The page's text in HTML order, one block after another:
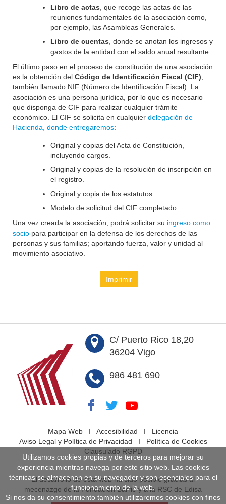
Libro de actas , que recoge las actas de las
reuniones fundamentales de la asociación como,
por ejemplo, las Asambleas Generales.
Libro de cuentas , donde se anotan los ingresos y
gastos de la entidad con el saldo anual resultante.
El último paso en el proceso de constitución de una asociación
es la obtención del Código de Identificación Fiscal (CIF)
también llamado NIF (Número de Identificación Fiscal). La
asociación es una persona jurídica, por lo que es necesario
que disponga de CIF para realizar cualquier trámite
económico. El CIF se solicita en cualquier delegación de
Hacienda, donde entregaremos:
Original y copias del Acta de Constitución,
incluyendo cargos.
Original y copias de la resolución de inscripción en
el registro.
Original y copia de los estatutos.
Modelo de solicitud del CIF completado.
Una vez creada la asociación, podrá solicitar su ingreso como
socio para participar en la defensa de los derechos de las
personas y sus familias; aportando fuerza, valor y unidad al
movimiento asociativo.
Imprimir
C/ Puerto Rico 18,20
36204 Vigo
986 481 690
Mapa Web I Accesibilidad I Licencia
Aviso Legal y Política de Privacidad I Política de Cookies
Clausulado RGPD
El desarrollo de esta web ha sido posible gracias al
mecenazgo de la Fundación Barrié y a la RSC de Edisa
Utilizamos cookies propias y de terceros para mejorar su
experiencia mientras navega por este sitio web. Las cookies
técnicas se almacenan en su navegador y son esenciales para el
funcionamiento de la web.
Si nos da su consentimiento también utilizaremos cookies con fines